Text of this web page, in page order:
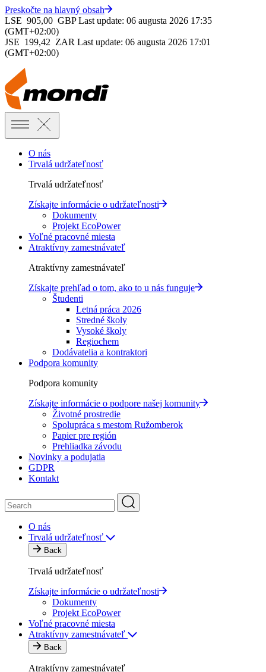
Preskočte na hlavný obsah
LSE 905,00 GBP Last update: 06 augusta 2026 17:35
(GMT+02:00)
JSE 199,42 ZAR Last update: 06 augusta 2026 17:01
(GMT+02:00)
O nás
Trvalá udržateľnosť
Trvalá udržateľnosť
Získajte informácie o udržateľnosti
Dokumenty
Projekt EcoPower
Voľné pracovné miesta
Atraktívny zamestnávateľ
Atraktívny zamestnávateľ
Získajte prehľad o tom, ako to u nás funguje
Študenti
Letná práca 2026
Stredné školy
Vysoké školy
Regiochem
Dodávatelia a kontraktori
Podpora komunity
Podpora komunity
Získajte informácie o podpore našej komunity
Životné prostredie
Spolupráca s mestom Ružomberok
Papier pre región
Prehliadka závodu
Novinky a podujatia
GDPR
Kontakt
O nás
Trvalá udržateľnosť
Back
Trvalá udržateľnosť
Získajte informácie o udržateľnosti
Dokumenty
Projekt EcoPower
Voľné pracovné miesta
Atraktívny zamestnávateľ
Back
Atraktívny zamestnávateľ